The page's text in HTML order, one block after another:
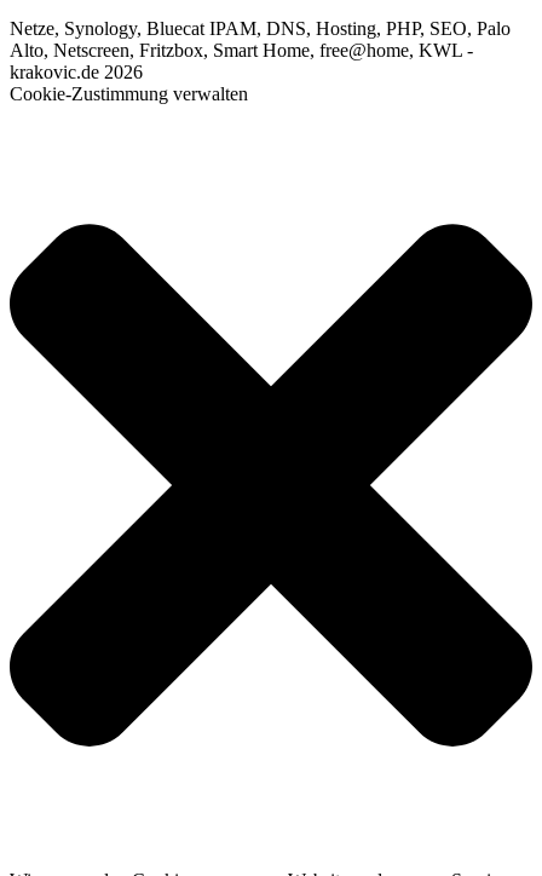
Netze, Synology, Bluecat IPAM, DNS, Hosting, PHP, SEO, Palo
Alto, Netscreen, Fritzbox, Smart Home, free@home, KWL -
krakovic.de 2026
Cookie-Zustimmung verwalten